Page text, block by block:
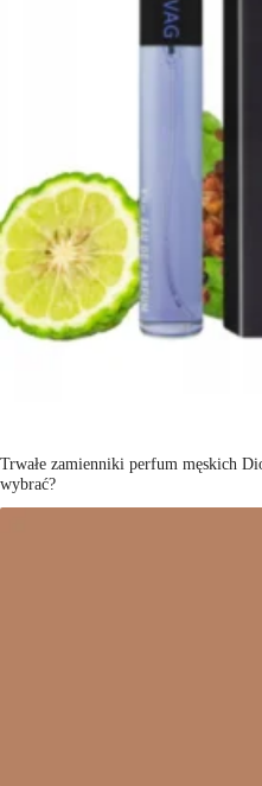
Trwałe zamienniki perfum męskich
wybrać?